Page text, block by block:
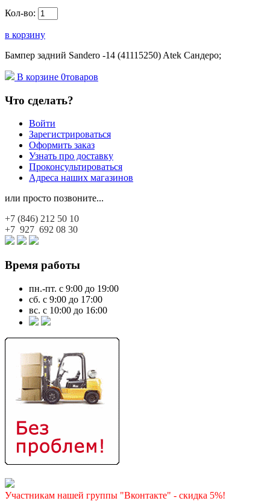
Кол-во:
в корзину
Бампер задний Sandero -14 (41115250) Atek Сандеро;
В корзине 0товаров
Что сделать?
Войти
Зарегистрироваться
Оформить заказ
Узнать про доставку
Проконсультироваться
Адреса наших магазинов
или просто позвоните...
+7 (846) 212 50 10
+7 927 692 08 30
Время работы
пн.-пт. с 9:00 до 19:00
сб. с 9:00 до 17:00
вс. с 10:00 до 16:00
Участникам нашей группы "Вконтакте" - скидка 5%!